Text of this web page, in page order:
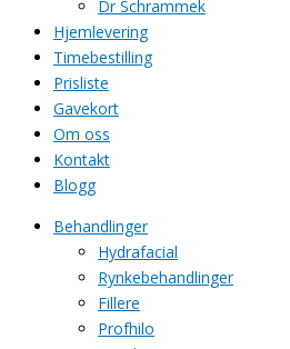
Dr Schrammek
Hjemlevering
Timebestilling
Prisliste
Gavekort
Om oss
Kontakt
Blogg
Behandlinger
Hydrafacial
Rynkebehandlinger
Fillere
Profhilo